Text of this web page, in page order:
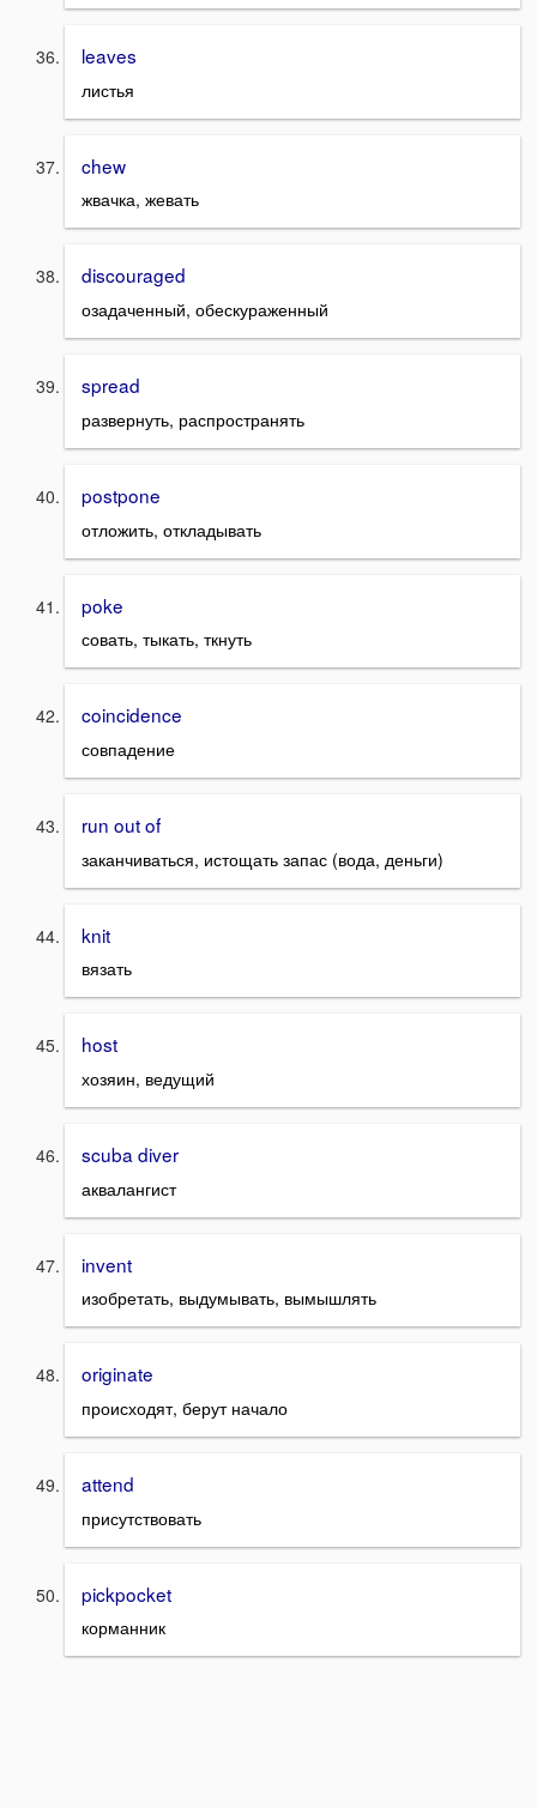
leaves
листья
chew
жвачка, жевать
discouraged
озадаченный, обескураженный
spread
развернуть, распространять
postpone
отложить, откладывать
poke
совать, тыкать, ткнуть
coincidence
совпадение
run out of
заканчиваться, истощать запас (вода, деньги)
knit
вязать
host
хозяин, ведущий
scuba diver
аквалангист
invent
изобретать, выдумывать, вымышлять
originate
происходят, берут начало
attend
присутствовать
pickpocket
корманник